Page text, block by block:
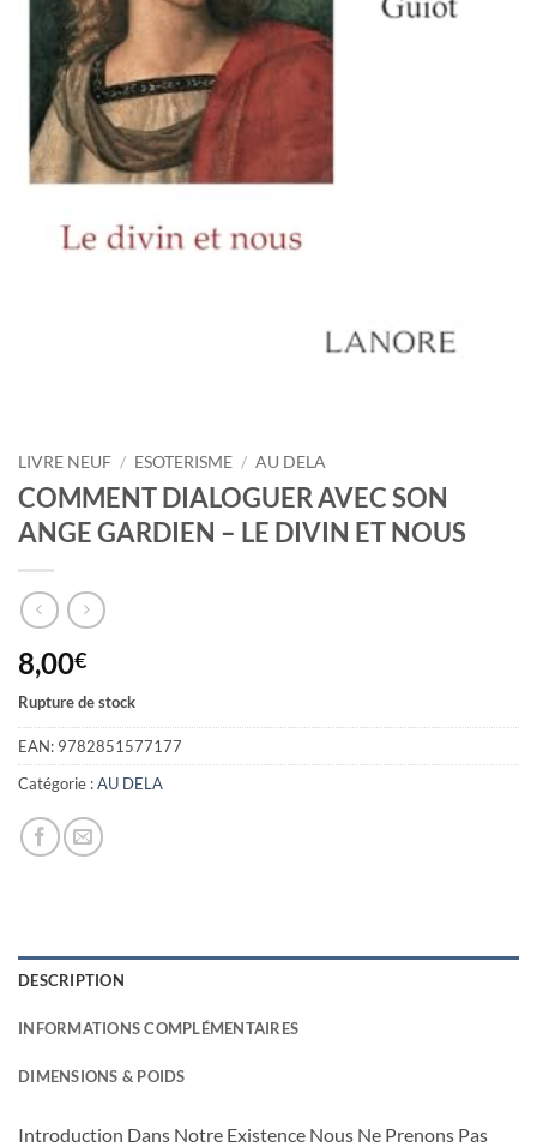
LIVRE NEUF / ESOTERISME / AU DELA
COMMENT DIALOGUER AVEC SON
ANGE GARDIEN – LE DIVIN ET NOUS
8,00€
Rupture de stock
EAN: 9782851577177
Catégorie :AU DELA
DESCRIPTION
INFORMATIONS COMPLÉMENTAIRES
DIMENSIONS & POIDS
Introduction Dans Notre Existence Nous Ne Prenons Pas